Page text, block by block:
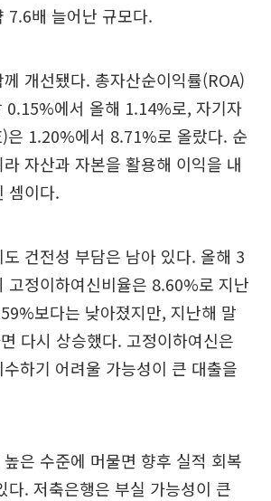
7.6배 늘어난 규모다.
개선됐다. 총자산순이익률(ROA)
0.15%에서 올해 1.14%로, 자기자
은 1.20%에서 8.71%로 올랐다. 순
자산과 자본을 활용해 이익을 내
셈이다.
건전성 부담은 남아 있다. 올해 3
고정이하여신비율은 8.60%로 지난
보다는 낮아졌지만, 지난해 말
다시 상승했다. 고정이하여신은
하기 어려울 가능성이 큰 대출을
은 수준에 머물면 향후 실적 회복
다. 저축은행은 부실 가능성이 큰